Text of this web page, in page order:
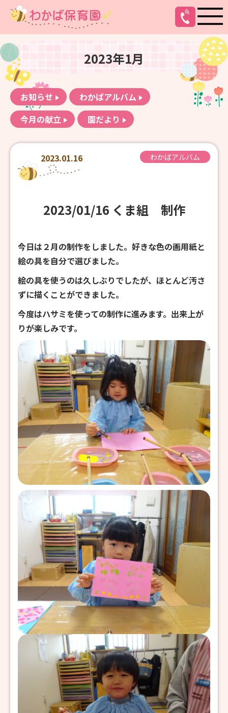
2023年1月
お知らせ
わかばアルバム
今月の献立
園だより
2023.01.16 わかばアルバム
2023/01/16 くま組 制作
今日は２月の制作をしました。好きな色の画用紙と
絵の具を自分で選びました。
絵の具を使うのは久しぶりでしたが、ほとんど汚さ
ずに描くことができました。
今度はハサミを使っての制作に進みます。出来上が
りが楽しみです。